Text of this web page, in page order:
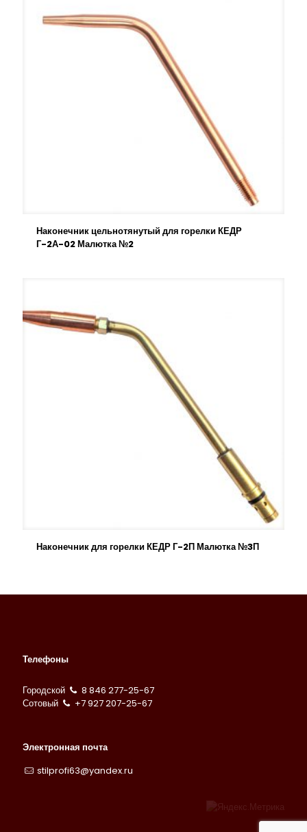
Наконечник цельнотянутый для горелки КЕДР
Г-2А-02 Малютка №2
Наконечник для горелки КЕДР Г-2П Малютка №3П
Телефоны
Городской
8 846 277-25-67
Сотовый
+7 927 207-25-67
Электронная почта
stilprofi63@yandex.ru